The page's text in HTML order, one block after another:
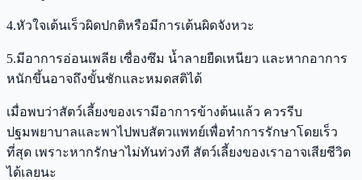
4.หัวใจเต้นเร็วผิดปกติหรือมีการเต้นผิดจังหวะ
5.มีอาการอ่อนเพลีย เซื่องซึม น้ำลายยืดเหนียว และหากอาการ
หนักขึ้นอาจถึงขั้นชักและหมดสติได้
เมื่อพบว่าสัตว์เลี้ยงของเรามีอาการข้างต้นแล้ว ควรรีบ
ปฐมพยาบาลและพาไปพบสัตวแพทย์เพื่อทำการรักษาโดยเร็ว
ที่สุด เพราะหากรักษาไม่ทันท่วงที สัตว์เลี้ยงของเราอาจเสียชีวิต
ได้เลยนะ